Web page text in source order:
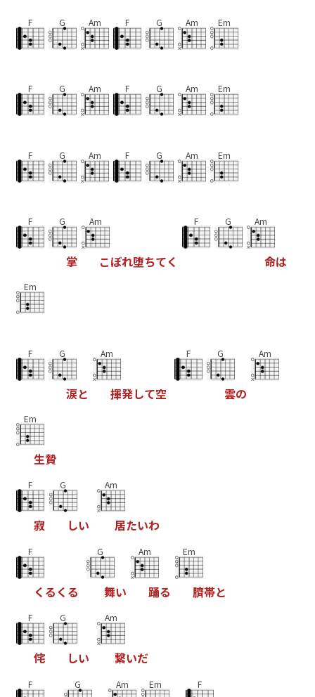
F G Am F G Am Em
F G Am F G Am Em
F G Am F G Am Em
F G
掌
Am
こぼれ堕ちてく
F G Am
命は
Em
F G
涙と
Am
揮発して空
F G
雲の
Am
Em
生贄
F
寂
G
しい
Am
居たいわ
F
く る く る
G
舞い
Am
踊る
Em
臍帯と
F
侘
G
しい
Am
繋いだ
F G Am Em F